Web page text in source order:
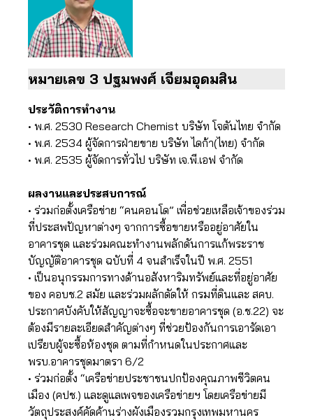
หมายเลข 3 ปฐมพงศ์ เจียมอุดมสิน
ประวัติการทำงาน
• พ.ศ. 2530 Research Chemist บริษัท โจตันไทย จำกัด
• พ.ศ. 2534 ผู้จัดการฝ่ายขาย บริษัท ไดก้า(ไทย) จำกัด
• พ.ศ. 2535 ผู้จัดการทั่วไป บริษัท เจ.พี.เอฟ จำกัด
ผลงานและประสบการณ์
• ร่วมก่อตั้งเครือข่าย “คนคอนโด” เพื่อช่วยเหลือเจ้าของร่วม
ที่ประสพปัญหาต่างๆ จากการซื้อขายหรืออยู่อาศัยใน
อาคารชุด และร่วมคณะทำงานพลักดันการแก้พระราช
บัญญัติอาคารชุด ฉบับที่ 4 จนสำเร็จในปี พ.ศ. 2551
• เป็นอนุกรรมการทางด้านอสังหาริมทรัพย์และที่อยู่อาศัย
ของ คอบช.2 สมัย และร่วมผลักดัดให้ กรมที่ดินและ สคบ.
ประกาศบังคับให้สัญญาจะซื้อจะขายอาคารชุด (อ.ช.22) จะ
ต้องมีรายละเอียดสำคัญต่างๆ ที่ช่วยป้องกันการเอารัดเอา
เปรียบผู้จะซื้อห้องชุด ตามที่กำหนดในประกาศและ
พรบ.อาคารชุดมาตรา 6/2
• ร่วมก่อตั้ง “เครือข่ายประชาชนปกป้องคุณภาพชีวิตคน
เมือง (คปช.) และดูแลเพจของเครือข่ายฯ โดยเครือข่ายมี
วัตถุประสงค์คัดค้านร่างผังเมืองรวมกรุงเทพมหานคร